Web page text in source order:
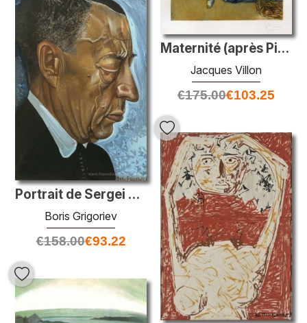
Maternité (après Picasso)
Jacques Villon
€175.00€103.25
Portrait de Sergei Rachmaninoff
Boris Grigoriev
€158.00€93.22